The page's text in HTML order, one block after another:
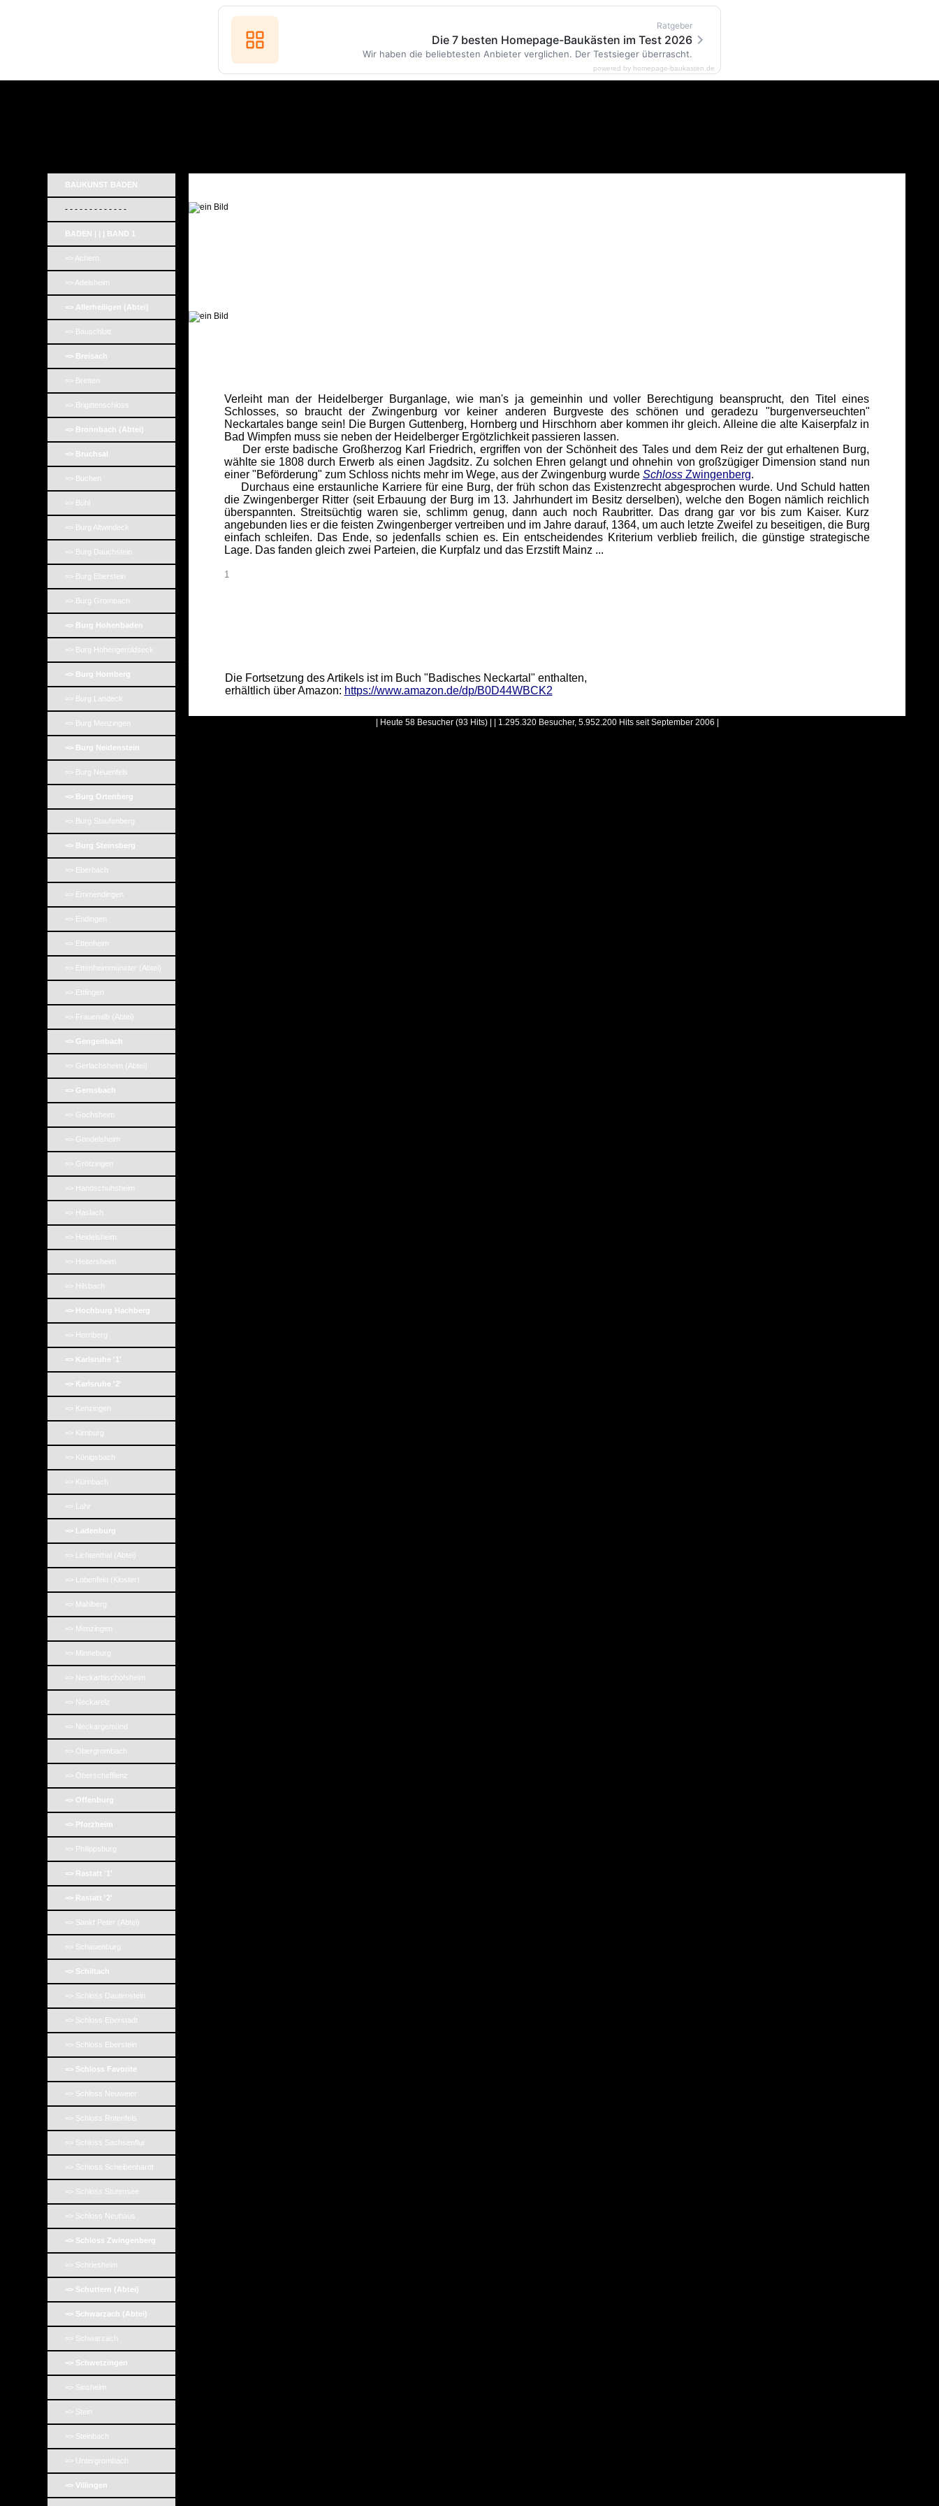
BAUKUNST BADEN
- - - - - - - - - - - - -
BADEN | | | BAND 1
=> Achern
=> Adelsheim
=> Allerheiligen (Abtei)
=> Bauschlott
=> Breisach
=> Bretten
=> Brigittenschloss
=> Bronnbach (Abtei)
=> Bruchsal
=> Buchen
=> Bühl
=> Burg Altwindeck
=> Burg Dauchstein
=> Burg Eberstein
=> Burg Grombach
=> Burg Hohenbaden
=> Burg Hohengeroldseck
=> Burg Hornberg
=> Burg Landeck
=> Burg Menzingen
=> Burg Neidenstein
=> Burg Neuenfels
=> Burg Ortenberg
=> Burg Staufenberg
=> Burg Steinsberg
=> Eberbach
=> Emmendingen
=> Endingen
=> Ettenheim
=> Ettenheimmünster (Abtei)
=> Ettlingen
=> Frauenalb (Abtei)
=> Gengenbach
=> Gerlachsheim (Abtei)
=> Gernsbach
=> Gochsheim
=> Gondelsheim
=> Grötzingen
=> Handschuhsheim
=> Haslach
=> Heidelsheim
=> Heitersheim
=> Hilsbach
=> Hochburg Hachberg
=> Hornberg
=> Karlsruhe '1'
=> Karlsruhe '2'
=> Kenzingen
=> Kirnburg
=> Königsbach
=> Kürnbach
=> Lahr
=> Ladenburg
=> Lichtenthal (Abtei)
=> Lobenfeld (Kloster)
=> Mahlberg
=> Menzingen
=> Minneburg
=> Neckarbischofsheim
=> Neckarelz
=> Neckargemünd
=> Obergrombach
=> Oberschefflenz
=> Offenburg
=> Pforzheim
=> Philippsburg
=> Rastatt '1'
=> Rastatt '2'
=> Sankt Peter (Abtei)
=> Schauenburg
=> Schiltach
=> Schloss Dautenstein
=> Schloss Eberstadt
=> Schloss Eberstein
=> Schloss Favorite
=> Schloss Neuweier
=> Schloss Rotenfels
=> Schloss Sachsenflur
=> Schloss Scheibenhardt
=> Schloss Stutensee
=> Schloss Neuhaus
=> Schloss Zwingenberg
=> Schriesheim
=> Schuttern (Abtei)
=> Schwarzach (Abtei)
=> Schwarzach
=> Schwetzingen
=> Sinsheim
=> Stein
=> Steinbach
=> Untergrombach
=> Villingen
Verleiht man der Heidelberger Burganlage, wie man's ja gemeinhin und voller Berechtigung beansprucht, den Titel eines
Schlosses, so braucht der Zwingenburg vor keiner anderen Burgveste des schönen und geradezu "burgenverseuchten"
Neckartales bange sein! Die Burgen Guttenberg, Hornberg und Hirschhorn aber kommen ihr gleich. Alleine die alte Kaiserpfalz in
Bad Wimpfen muss sie neben der Heidelberger Ergötzlichkeit passieren lassen.
Der erste badische Großherzog Karl Friedrich, ergriffen von der Schönheit des Tales und dem Reiz der gut erhaltenen Burg,
wählte sie 1808 durch Erwerb als einen Jagdsitz. Zu solchen Ehren gelangt und ohnehin von großzügiger Dimension stand nun
einer "Beförderung" zum Schloss nichts mehr im Wege, aus der Zwingenburg wurde SchlossZwingenberg.
Durchaus eine erstaunliche Karriere für eine Burg, der früh schon das Existenzrecht abgesprochen wurde. Und Schuld hatten
die Zwingenberger Ritter (seit Erbauung der Burg im 13. Jahrhundert im Besitz derselben), welche den Bogen nämlich reichlich
überspannten. Streitsüchtig waren sie, schlimm genug, dann auch noch Raubritter. Das drang gar vor bis zum Kaiser. Kurz
angebunden lies er die feisten Zwingenberger vertreiben und im Jahre darauf, 1364, um auch letzte Zweifel zu beseitigen, die Burg
einfach schleifen. Das Ende, so jedenfalls schien es. Ein entscheidendes Kriterium verblieb freilich, die günstige strategische
Lage. Das fanden gleich zwei Parteien, die Kurpfalz und das Erzstift Mainz ...
1
Die Fortsetzung des Artikels ist im Buch "Badisches Neckartal" enthalten,
erhältlich über Amazon: https://www.amazon.de/dp/B0D44WBCK2
| Heute 58 Besucher (93 Hits) | | 1.295.320 Besucher, 5.952.200 Hits seit September 2006 |
Ratgeber
Die 7 besten Homepage-Baukästen im Test 2026
Wir haben die beliebtesten Anbieter verglichen. Der Testsieger überrascht.
powered by homepage-baukasten.de